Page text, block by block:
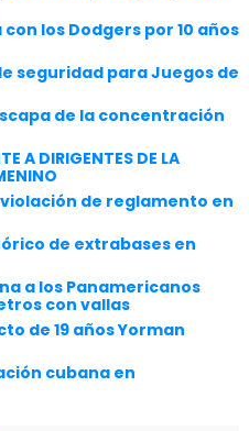
los Dodgers por 10 años
seguridad para Juegos de
de la concentración
A DIRIGENTES DE LA
violación de reglamento en
de extrabases en
a los Panamericanos
con vallas
de 19 años Yorman
cubana en